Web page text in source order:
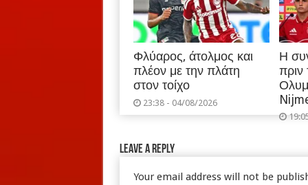
Φλύαρος, άτολμος και
πλέον με την πλάτη
στον τοίχο
23:38 - 04/08/2026
Η
Leave a Reply
Your email address will not be